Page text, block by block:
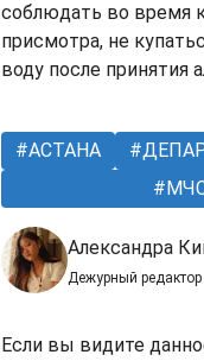
соблюдать во время
присмотра, не
воду после принятия
АСТАНА
Александра
Дежурный редактор
Если вы видите